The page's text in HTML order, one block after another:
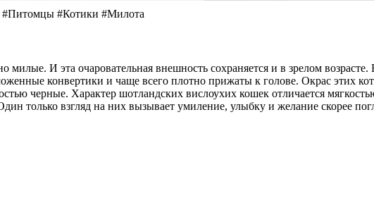
#Котики #Милота
И эта очаровательная внешность сохраняется и в зрелом возрасте.
конвертики и чаще всего плотно прижаты к голове. Окрас этих
черные. Характер шотландских вислоухих кошек отличается
взгляд на них вызывает умиление, улыбку и желание скорее